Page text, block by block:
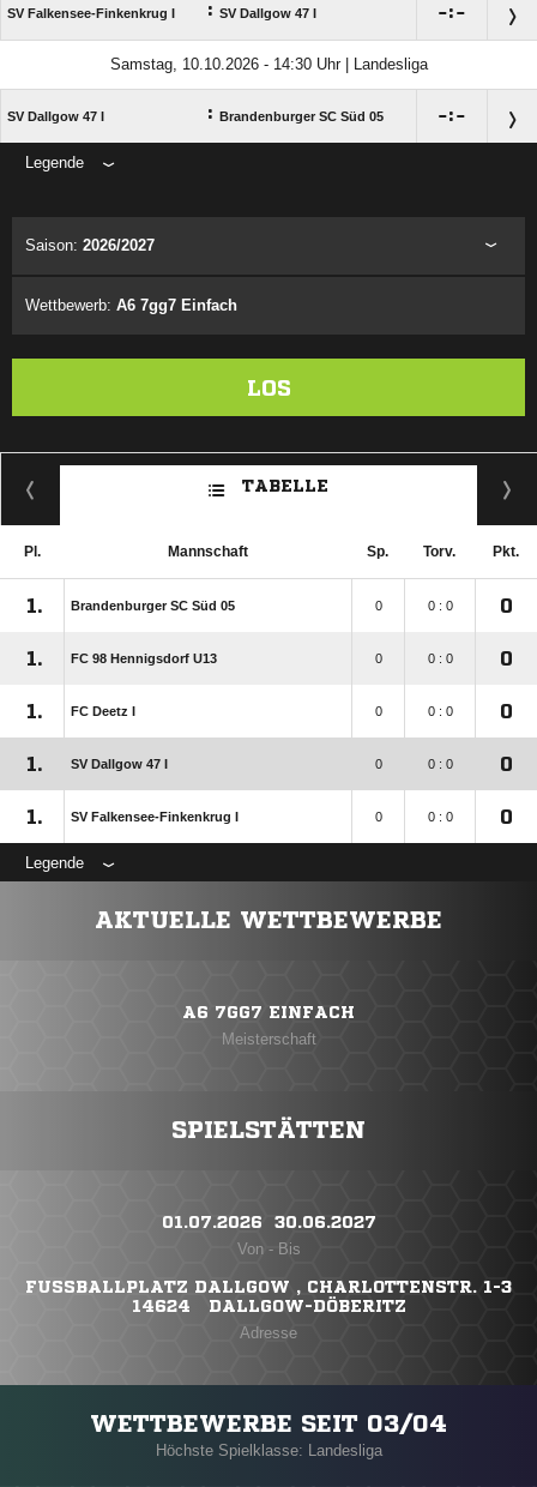
SV Falkensee-Finkenkrug I : SV Dallgow 47 I :
Samstag, 10.10.2026 - 14:30 Uhr | Landesliga
SV Dallgow 47 I : Brandenburger SC Süd 05 :
Legende
Saison: 2026/2027
Wettbewerb: A6 7gg7 Einfach
LOS
TABELLE
Pl. Mannschaft Sp. Torv. Pkt.
1. Brandenburger SC Süd 05 0 0 : 0 0
1. FC 98 Hennigsdorf U13 0 0 : 0 0
1. FC Deetz I 0 0 : 0 0
1. SV Dallgow 47 I 0 0 : 0 0
1. SV Falkensee-Finkenkrug I 0 0 : 0 0
Legende
AKTUELLE WETTBEWERBE
A6 7GG7 EINFACH
Meisterschaft
SPIELSTÄTTEN
01.07.2026 ​ 30.06.2027
Von - Bis
FUSSBALLPLATZ DALLGOW , CHARLOTTENSTR. 1-3
14624 DALLGOW-DÖBERITZ
Adresse
WETTBEWERBE SEIT 03/04
Höchste Spielklasse: Landesliga